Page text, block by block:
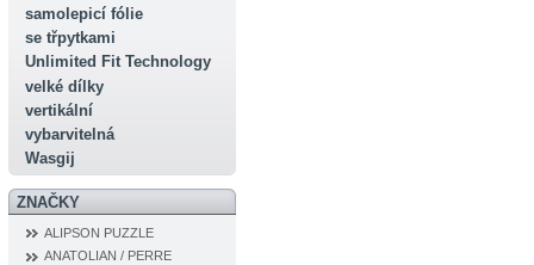
samolepicí fólie
se třpytkami
Unlimited Fit Technology
velké dílky
vertikální
vybarvitelná
Wasgij
ZNAČKY
ALIPSON PUZZLE
ANATOLIAN / PERRE